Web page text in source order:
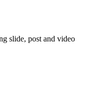
slide, post and video